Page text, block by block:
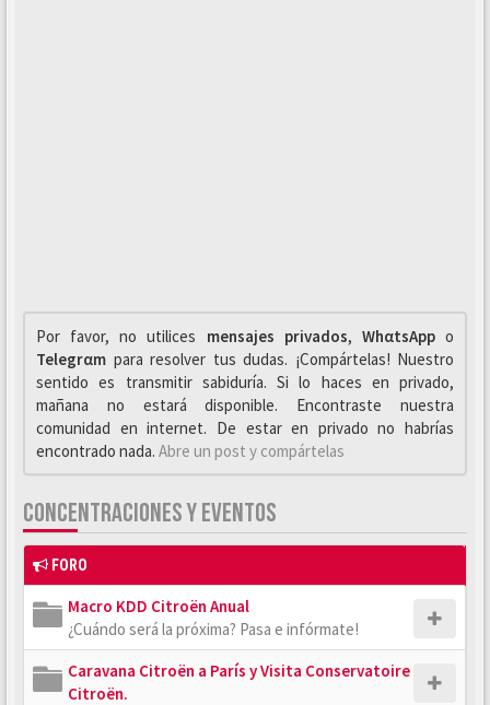
Por favor, no utilices mensajes privados, WhαtsAppo
Telegrαm para resolver tus dudas. ¡Compártelas! Nuestro
sentido es transmitir sabiduría. Si lo haces en privado,
mañana no estará disponible. Encontraste nuestra
comunidad en internet. De estar en privado no habrías
encontrado nada. Abre un post y compártelas
CONCENTRACIONES Y EVENTOS
FORO
Macro KDD Citroën Anual
¿Cuándo será la próxima? Pasa e infórmate!
Caravana Citroën a París y Visita Conservatoire
Citroën.